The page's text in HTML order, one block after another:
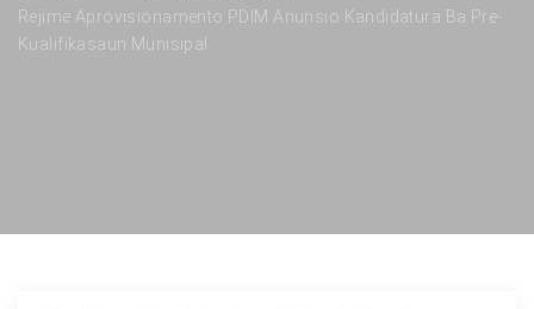
Rejime Aprovisionamento PDIM Anunsio Kandidatura Ba Pre-
Kualifikasaun Munisipal